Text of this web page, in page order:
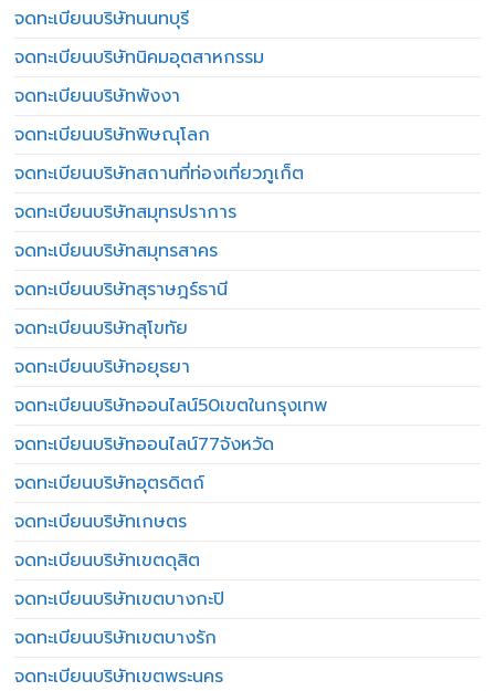
จดทะเบียนบริษัทนนทบุรี
จดทะเบียนบริษัทนิคมอุตสาหกรรม
จดทะเบียนบริษัทพังงา
จดทะเบียนบริษัทพิษณุโลก
จดทะเบียนบริษัทสถานที่ท่องเที่ยวภูเก็ต
จดทะเบียนบริษัทสมุทรปราการ
จดทะเบียนบริษัทสมุทรสาคร
จดทะเบียนบริษัทสุราษฎร์ธานี
จดทะเบียนบริษัทสุโขทัย
จดทะเบียนบริษัทอยุธยา
จดทะเบียนบริษัทออนไลน์50เขตในกรุงเทพ
จดทะเบียนบริษัทออนไลน์77จังหวัด
จดทะเบียนบริษัทอุตรดิตถ์
จดทะเบียนบริษัทเกษตร
จดทะเบียนบริษัทเขตดุสิต
จดทะเบียนบริษัทเขตบางกะปิ
จดทะเบียนบริษัทเขตบางรัก
จดทะเบียนบริษัทเขตพระนคร